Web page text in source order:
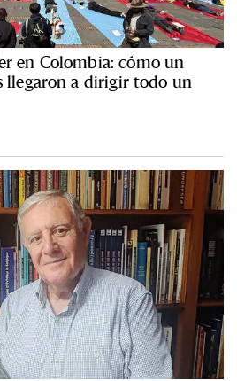
en Colombia: cómo un
llegaron a dirigir todo un